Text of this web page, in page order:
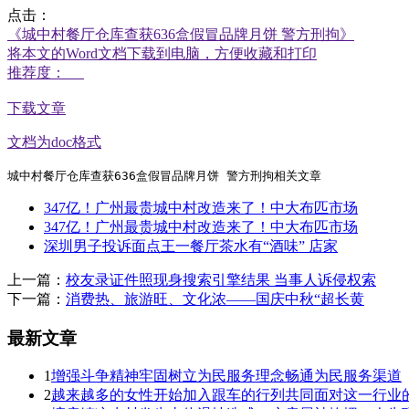
点击：
《城中村餐厅仓库查获636盒假冒品牌月饼 警方刑拘》
将本文的Word文档下载到电脑，方便收藏和打印
推荐度：
下载文章
文档为doc格式
城中村餐厅仓库查获636盒假冒品牌月饼 警方刑拘相关文章
347亿！广州最贵城中村改造来了！中大布匹市场
347亿！广州最贵城中村改造来了！中大布匹市场
深圳男子投诉面点王一餐厅茶水有“酒味” 店家
上一篇： 校友录证件照现身搜索引擎结果 当事人诉侵权索
下一篇： 消费热、旅游旺、文化浓——国庆中秋“超长黄
最新文章
1增强斗争精神牢固树立为民服务理念畅通为民服务渠道
2越来越多的女性开始加入跟车的行列共同面对这一行业